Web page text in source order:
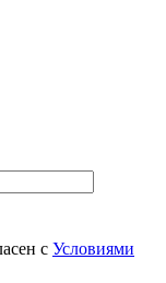
с Условиями